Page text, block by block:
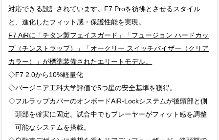
対応できる設計されています。F7 Proを彷彿とさせるスタイル
と、進化したフィット感・保護性能を実現。
F7 AiRに「チタン製フェイスガード」「フュージョン ハードカッ
プ（チンストラップ）」「オークリー スイッチバイザー（クリア
カラー）」が標準装備されたエリートモデル。
◇F7 2.0から10%軽量化
◇バージニア工科大学評価で5つ星の安全基準を獲得。
◇フルラップカバーのオンボードAiR-Lockシステムが後頭部と側
頭部を確実に固定。試合中でもプレーヤーがフィット感を調整
可能なシステムを搭載。